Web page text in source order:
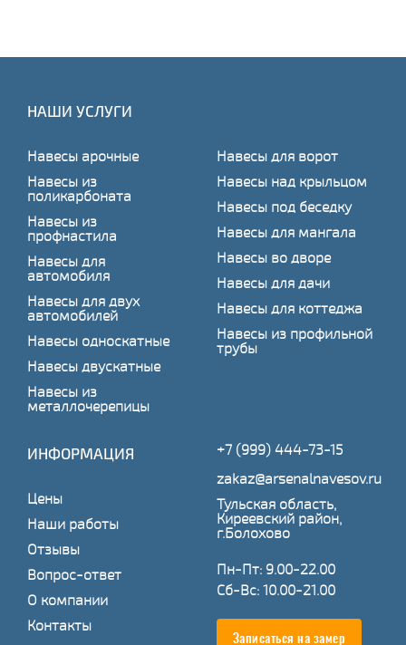
НАШИ УСЛУГИ
Навесы арочные
Навесы из
поликарбоната
Навесы из
профнастила
Навесы для
автомобиля
Навесы для двух
автомобилей
Навесы односкатные
Навесы двускатные
Навесы из
металлочерепицы
Навесы для ворот
Навесы над крыльцом
Навесы под беседку
Навесы для мангала
Навесы во дворе
Навесы для дачи
Навесы для коттеджа
Навесы из профильной
трубы
ИНФОРМАЦИЯ
Цены
Наши работы
Отзывы
Вопрос-ответ
О компании
Контакты
+7 (999) 444-73-15
zakaz@arsenalnavesov.ru
Тульская область,
Киреевский район,
г.Болохово
Пн-Пт: 9.00-22.00
Сб-Вс: 10.00-21.00
Записаться на замер